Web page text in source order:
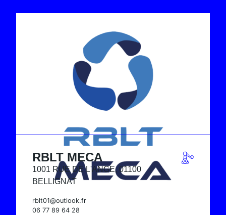
RBLT MECA
1001 RUE DE L'ANGE, 01100
BELLIGNAT
rblt01@outlook.fr
06 77 89 64 28